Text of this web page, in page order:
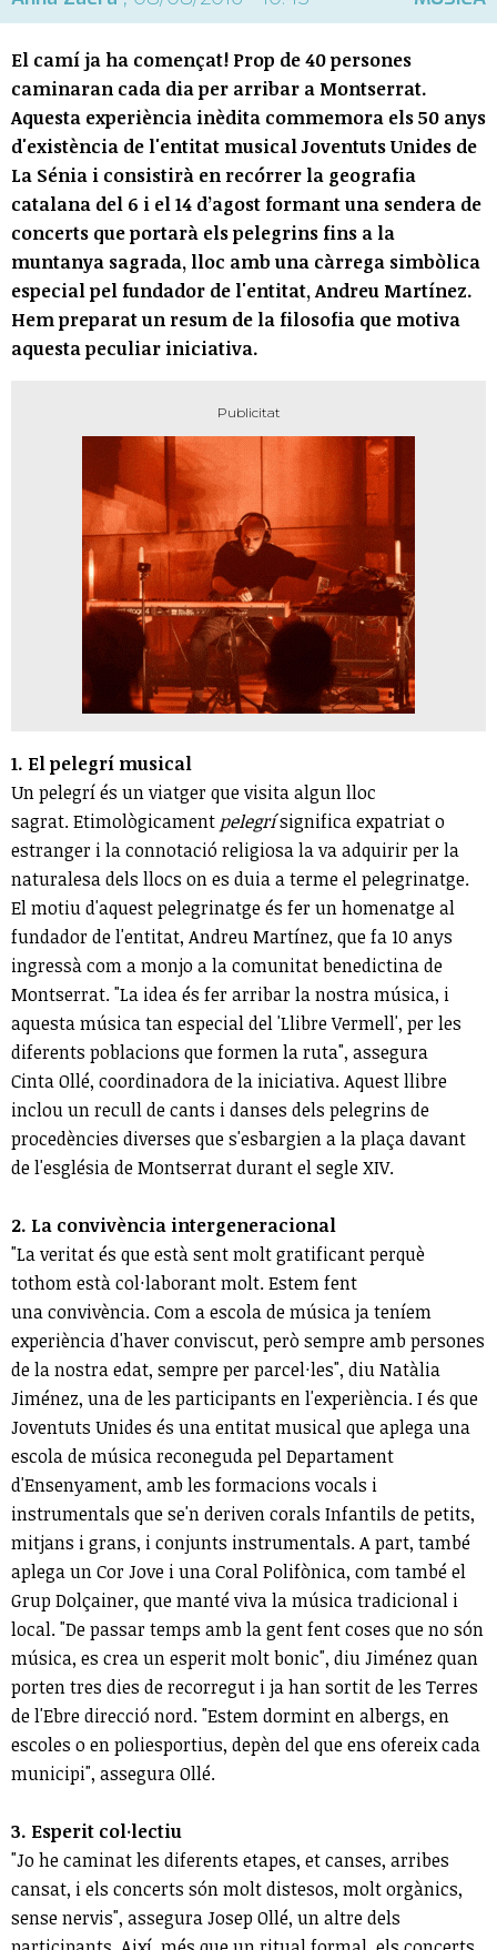
El camí ja ha començat! Prop de 40 persones
caminaran cada dia per arribar a Montserrat.
Aquesta experiència inèdita commemora els 50 anys
d'existència de l'entitat musical Joventuts Unides de
La Sénia i consistirà en recórrer la geografia
catalana del 6 i el 14 d’agost formant una sendera de
concerts que portarà els pelegrins fins a la
muntanya sagrada, lloc amb una càrrega simbòlica
especial pel fundador de l'entitat, Andreu Martínez.
Hem preparat un resum de la filosofia que motiva
aquesta peculiar iniciativa.
1. El pelegrí musical
Un pelegrí és un viatger que visita algun lloc
sagrat. Etimològicament pelegrísignifica expatriat o
estranger i la connotació religiosa la va adquirir per la
naturalesa dels llocs on es duia a terme el pelegrinatge.
El motiu d'aquest pelegrinatge és fer un homenatge al
fundador de l'entitat, Andreu Martínez, que fa 10 anys
ingressà com a monjo a la comunitat benedictina de
Montserrat. "La idea és fer arribar la nostra música, i
aquesta música tan especial del 'Llibre Vermell', per les
diferents poblacions que formen la ruta", assegura
Cinta Ollé, coordinadora de la iniciativa. Aquest llibre
inclou un recull de cants i danses dels pelegrins de
procedències diverses que s'esbargien a la plaça davant
de l'església de Montserrat durant el segle XIV.
2. La convivència intergeneracional
"La veritat és que està sent molt gratificant perquè
tothom està col·laborant molt. Estem fent
una convivència. Com a escola de música ja teníem
experiència d'haver conviscut, però sempre amb persones
de la nostra edat, sempre per parcel·les", diu Natàlia
Jiménez, una de les participants en l'experiència. I és que
Joventuts Unides és una entitat musical que aplega una
escola de música reconeguda pel Departament
d'Ensenyament, amb les formacions vocals i
instrumentals que se'n deriven corals Infantils de petits,
mitjans i grans, i conjunts instrumentals. A part, també
aplega un Cor Jove i una Coral Polifònica, com també el
Grup Dolçainer, que manté viva la música tradicional i
local. "De passar temps amb la gent fent coses que no són
música, es crea un esperit molt bonic", diu Jiménez quan
porten tres dies de recorregut i ja han sortit de les Terres
de l'Ebre direcció nord. "Estem dormint en albergs, en
escoles o en poliesportius, depèn del que ens ofereix cada
municipi", assegura Ollé.
3. Esperit col·lectiu
"Jo he caminat les diferents etapes, et canses, arribes
cansat, i els concerts són molt distesos, molt orgànics,
sense nervis", assegura Josep Ollé, un altre dels